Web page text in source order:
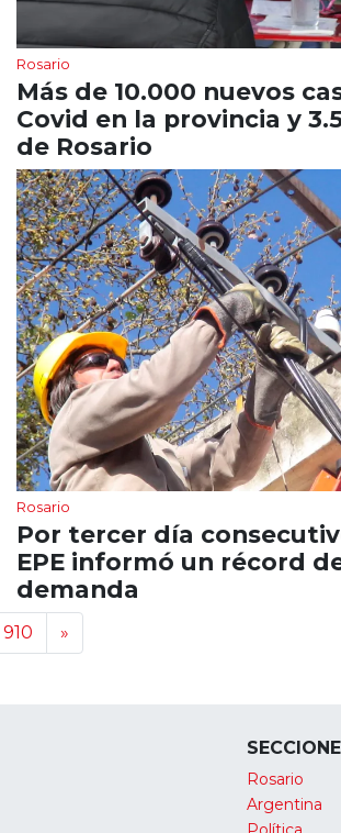
Rosario
Más de 10.000 nuevos
Covid en la provincia y
de Rosario
Rosario
Por tercer día
EPE informó un récord
demanda
910 »
Rosario
Argentina